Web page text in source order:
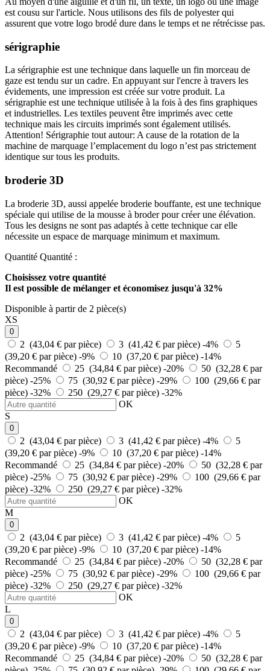
est cousu sur l'article. Nous utilisons des fils de polyester qui
assurent que votre logo brodé dure dans le temps et ne rétrécisse pas.
sérigraphie
La sérigraphie est une technique dans laquelle un fin morceau de
gaze est tendu sur un cadre. En appuyant sur l'encre à travers les
évidements, une impression est créée sur votre produit. La
sérigraphie est une technique utilisée à la fois à des fins graphiques
et industrielles. Les textiles peuvent être imprimés avec cette
technique mais les circuits imprimés sont également utilisés.
Attention! Sérigraphie tout autour: A cause de la rotation de la
machine de marquage l’emplacement du logo n’est pas strictement
identique sur tous les produits.
broderie 3D
La broderie 3D, aussi appelée broderie bouffante, est une technique
spéciale qui utilise de la mousse à broder pour créer une élévation.
Tous les designs ne sont pas adaptés à cette technique car elle
nécessite un espace de marquage minimum et maximum.
Quantité Quantité :
Choisissez votre quantité
Il est possible de mélanger et économisez jusqu'à 32%
Disponible à partir de 2 pièce(s)
XS
0
2 (43,04 € par pièce) 3 (41,42 € par pièce) -4%
5
(39,20 € par pièce) -9% 10 (37,20 € par pièce) -14%
Recommandé
25 (34,84 € par pièce) -20%
50 (32,28 € par
pièce) -25% 75 (30,92 € par pièce) -29%
100 (29,66 € par
pièce) -32% 250 (29,27 € par pièce) -32%
OK
S
0
2 (43,04 € par pièce) 3 (41,42 € par pièce) -4%
5
(39,20 € par pièce) -9% 10 (37,20 € par pièce) -14%
Recommandé
25 (34,84 € par pièce) -20%
50 (32,28 € par
pièce) -25% 75 (30,92 € par pièce) -29%
100 (29,66 € par
pièce) -32% 250 (29,27 € par pièce) -32%
OK
M
0
2 (43,04 € par pièce) 3 (41,42 € par pièce) -4%
5
(39,20 € par pièce) -9% 10 (37,20 € par pièce) -14%
Recommandé
25 (34,84 € par pièce) -20%
50 (32,28 € par
pièce) -25% 75 (30,92 € par pièce) -29%
100 (29,66 € par
pièce) -32% 250 (29,27 € par pièce) -32%
OK
L
0
2 (43,04 € par pièce) 3 (41,42 € par pièce) -4%
5
(39,20 € par pièce) -9% 10 (37,20 € par pièce) -14%
Recommandé
25 (34,84 € par pièce) -20%
50 (32,28 € par